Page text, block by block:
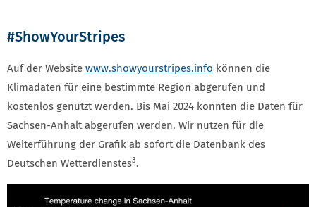
#ShowYourStripes
Auf der Website www.showyourstripes.info können die
Klimadaten für eine bestimmte Region abgerufen und
kostenlos genutzt werden. Bis Mai 2024 konnten die Daten für
Sachsen-Anhalt abgerufen werden. Wir nutzen für die
Weiterführung der Grafik ab sofort die Datenbank des
Deutschen Wetterdienstes3.